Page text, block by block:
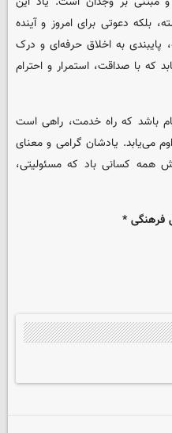
بلکه دعوتی برای امروز و آینده
به اخلاق حرفه‌ای و درک
که با صداقت، استمرار و احترام
پیام باشد که راه خدمت، راهی است
می‌یابد. یادشان گرامی و معنای
همه کسانی باد که مسئولیتی،
فرهنگی *